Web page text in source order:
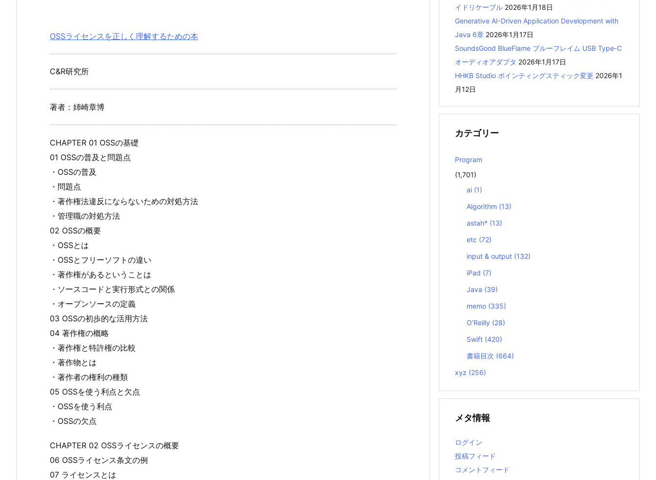
OSSライセンスを正しく理解するための本
C&R研究所
著者：姉崎章博
CHAPTER 01 OSSの基礎
01 OSSの普及と問題点
・OSSの普及
・問題点
・著作権法違反にならないための対処方法
・管理職の対処方法
02 OSSの概要
・OSSとは
・OSSとフリーソフトの違い
・著作権があるということは
・ソースコードと実行形式との関係
・オープンソースの定義
03 OSSの初歩的な活用方法
04 著作権の概略
・著作権と特許権の比較
・著作物とは
・著作者の権利の種類
05 OSSを使う利点と欠点
・OSSを使う利点
・OSSの欠点
CHAPTER 02 OSSライセンスの概要
06 OSSライセンス条文の例
07 ライセンスとは
イドリケーブル 2026年1月18日
Generative AI-Driven Application Development with
Java 6章 2026年1月17日
SoundsGood BlueFlame ブルーフレイム USB Type-C
オーディオアダプタ 2026年1月17日
HHKB Studio ポインティングスティック変更 2026年1
月12日
カテゴリー
Program
(1,701)
ai (1)
Algorithm (13)
astah* (13)
etc (72)
input & output (132)
iPad (7)
Java (39)
memo (335)
O’Reilly (28)
Swift (420)
書籍目次 (664)
xyz (256)
メタ情報
ログイン
投稿フィード
コメントフィード